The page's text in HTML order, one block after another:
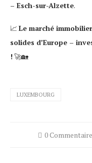
– Esch-sur-Alzette.
📈 Le marché
solides d’Europe –
!🚀🏡
LUXEMBOURG
0